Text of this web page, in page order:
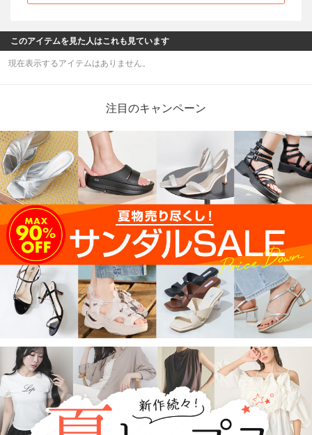
このアイテムを見た人はこれも見ています
現在表示するアイテムはありません。
注目のキャンペーン